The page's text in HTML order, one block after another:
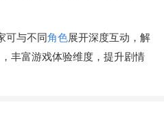
可与不同角色展开深度互动，解
丰富游戏体验维度，提升剧情